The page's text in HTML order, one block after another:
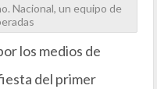
Nacional, un equipo de
los medios de
del primer